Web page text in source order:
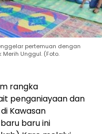
pertemuan dengan
Unggul. (Foto.
rangka
penganiayaan dan
Kawasan
baru ini